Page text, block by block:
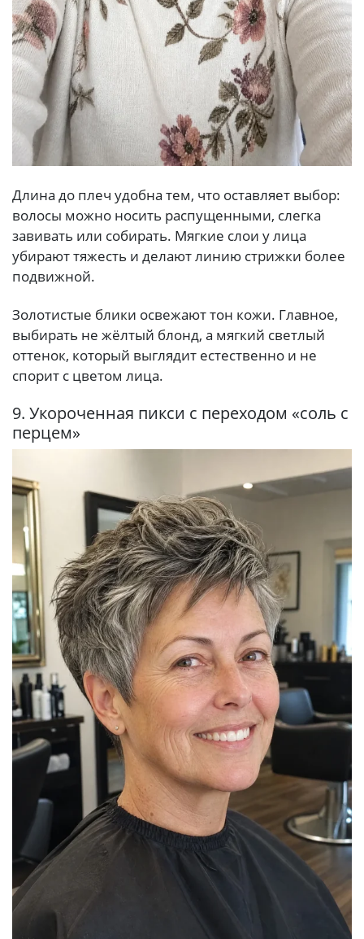
Длина до плеч удобна тем, что оставляет выбор:
волосы можно носить распущенными, слегка
завивать или собирать. Мягкие слои у лица
убирают тяжесть и делают линию стрижки более
подвижной.
Золотистые блики освежают тон кожи. Главное,
выбирать не жёлтый блонд, а мягкий светлый
оттенок, который выглядит естественно и не
спорит с цветом лица.
9. Укороченная пикси с переходом «соль с
перцем»